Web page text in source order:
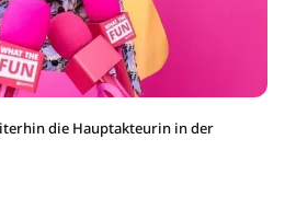
die Hauptakteurin in der